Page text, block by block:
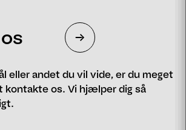
eller andet du vil vide, er du meget
kontakte os. Vi hjælper dig så